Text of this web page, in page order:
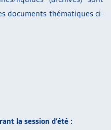
documents thématiques ci-
la session d’été :